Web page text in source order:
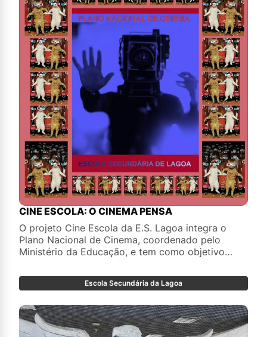
CINE ESCOLA: O CINEMA PENSA
O projeto Cine Escola da E.S. Lagoa integra o
Plano Nacional de Cinema, coordenado pelo
Ministério da Educação, e tem como objetivo
realizadas quatro modalidades de atividades
tendo como ponto de partida o catálogo de
Plano Nacional de Cinema.
Escola Secundária da Lagoa